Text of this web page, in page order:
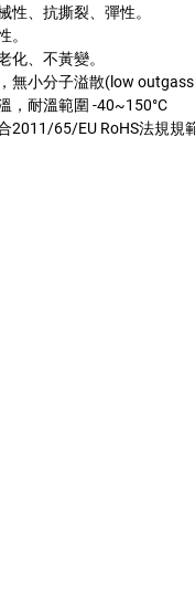
性、抗撕裂、彈性。
。
化、不黃變。
無小分子溢散(low
，耐溫範圍 -40~150°C
2011/65/EU RoHS法規規